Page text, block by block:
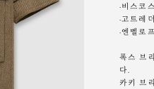
·비스코
·고트레
·엔벨로
폭스 브
다.
카키 브